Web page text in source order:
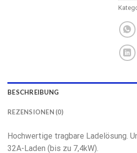
BESCHREIBUNG
REZENSIONEN (0)
Hochwertige tragbare Ladelösung.
32A-Laden (bis zu 7,4kW).